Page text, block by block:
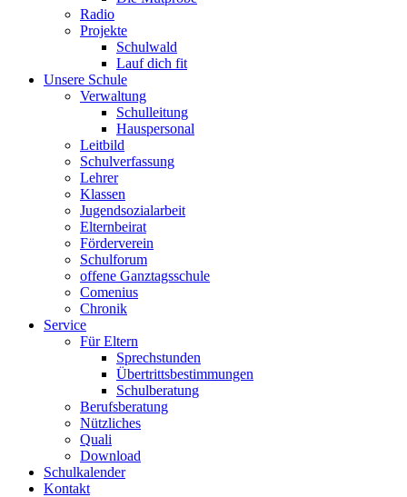
Radio
Projekte
Schulwald
Lauf dich fit
Unsere Schule
Verwaltung
Schulleitung
Hauspersonal
Leitbild
Schulverfassung
Lehrer
Klassen
Jugendsozialarbeit
Elternbeirat
Förderverein
Schulforum
offene Ganztagsschule
Comenius
Chronik
Service
Für Eltern
Sprechstunden
Übertrittsbestimmungen
Schulberatung
Berufsberatung
Nützliches
Quali
Download
Schulkalender
Kontakt